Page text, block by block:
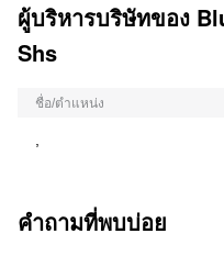
ผู้บริหารบริษัทของ
Shs
ชื่อ/ตำแหน่ง
คำถามที่พบบ่อย